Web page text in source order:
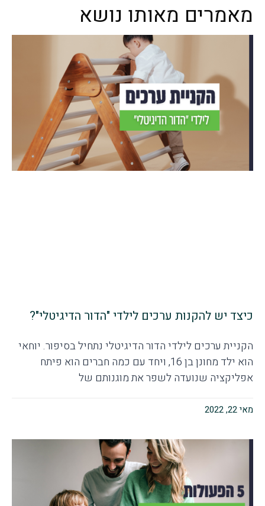
מאמרים מאותו נושא
כיצד יש להקנות ערכים לילדי "הדור הדיגיטלי"?
הקניית ערכים לילדי הדור הדיגיטלי נתחיל בסיפור. יוחאי
הוא ילד מחונן בן 16, ויחד עם כמה חברים הוא פיתח
אפליקציה שנועדה לשפר את מוגנותם של
מאי 22, 2022